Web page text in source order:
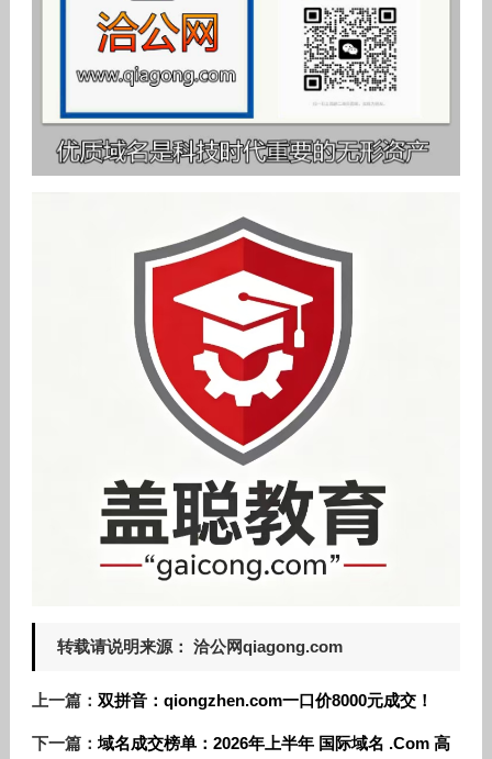
转载请说明来源： 洽公网qiagong.com
上一篇： 双拼音：qiongzhen.com一口价8000元成交！
下一篇： 域名成交榜单：2026年上半年 国际域名 .Com 高